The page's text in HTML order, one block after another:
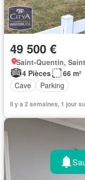
49 500 €
Saint-Quentin,
4 Pièces
66 m²
Cave
Parking
Il y a 2 semaines, 1 jour